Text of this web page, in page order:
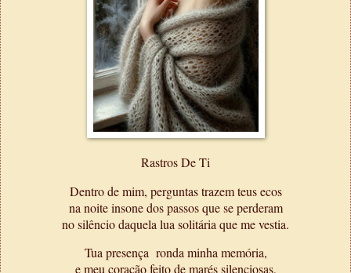
Rastros De Ti
Dentro de mim, perguntas trazem teus ecos
na noite insone dos passos que se perderam
no silêncio daquela lua solitária que me vestia.
Tua presença ronda minha memória,
e meu coração feito de marés silenciosas,